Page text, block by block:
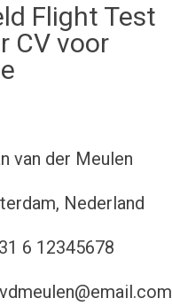
Flight Test
CV voor
van der Meulen
Nederland
6 12345678